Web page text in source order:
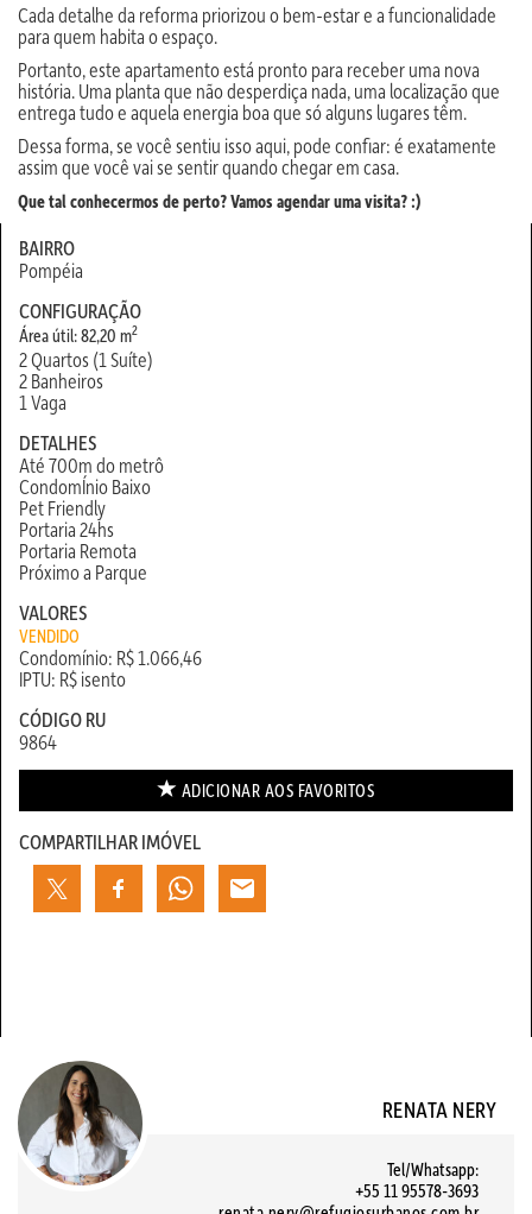
Cada detalhe da reforma priorizou o bem-estar e a funcionalidade
para quem habita o espaço.
Portanto, este apartamento está pronto para receber uma nova
história. Uma planta que não desperdiça nada, uma localização que
entrega tudo e aquela energia boa que só alguns lugares têm.
Dessa forma, se você sentiu isso aqui, pode confiar: é exatamente
assim que você vai se sentir quando chegar em casa.
Que tal conhecermos de perto? Vamos agendar uma visita?:)
BAIRRO
Pompéia
CONFIGURAÇÃO
Área útil: 82,20 m2
2 Quartos (1 Suíte)
2 Banheiros
1 Vaga
DETALHES
Até 700m do metrô
CondomÍnio Baixo
Pet Friendly
Portaria 24hs
Portaria Remota
Próximo a Parque
VALORES
VENDIDO
Condomínio: R$ 1.066,46
IPTU: R$ isento
CÓDIGO RU
9864
ADICIONAR AOS FAVORITOS
COMPARTILHAR IMÓVEL
RENATA NERY
Tel/Whatsapp:
+55 11 95578-3693